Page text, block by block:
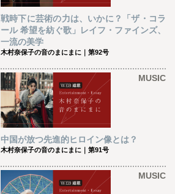
戦時下に芸術の力は、いかに？「ザ・コラ
ール 希望を紡ぐ歌」レイフ・ファインズ、
一流の美学
木村奈保子の音のまにまに｜第92号
MUSIC
中国が放つ先進的ヒロイン像とは？
木村奈保子の音のまにまに｜第91号
MUSIC